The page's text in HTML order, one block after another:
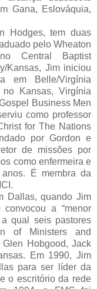
Gana, Eslováquia,
Hodges, tem duas
pelo Wheaton
Central Baptist
Kansas, Jim iniciou
em Belle/Virgínia
Kansas, Virgínia
Business Men
como professor
for The Nations
por Gordon e
de missões por
como enfermeira e
É membra da
Dallas, quando Jim
a “menor
qual seis pastores
of Ministers and
Hobgood, Jack
Em 1990, Jim
para ser líder da
o escritório da rede